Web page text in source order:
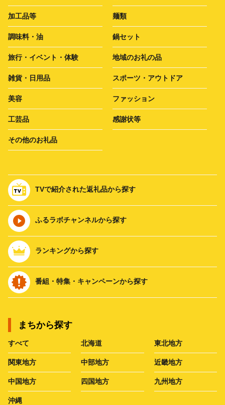
加工品等 麺類
調味料・油 鍋セット
旅行・イベント・体験 地域のお礼の品
雑貨・日用品 スポーツ・アウトドア
美容 ファッション
工芸品 感謝状等
その他のお礼品
TVで紹介された返礼品から探す
ふるラボチャンネルから探す
ランキングから探す
番組・特集・キャンペーンから探す
まちから探す
すべて 北海道 東北地方
関東地方 中部地方 近畿地方
中国地方 四国地方 九州地方
沖縄